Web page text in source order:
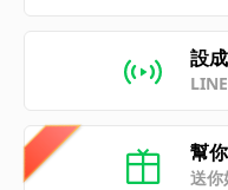
設
幫
送你